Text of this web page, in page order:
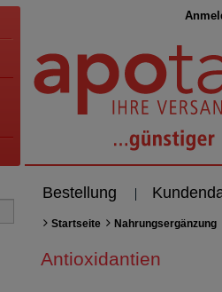
Bestellung
Startseite Nahrungsergänzung
Antioxidantien